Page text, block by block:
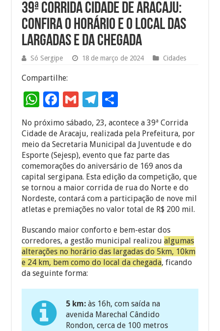
39ª Corrida Cidade de Aracaju:
confira o horário e o local das
largadas e da chegada
Só Sergipe 18 de março de 2024 Cidades
Compartilhe:
W
h
at
sA
p
p
F
ac
e
b
o
o
k
G
m
ai
l
T
el
e
gr
a
m
h
ar
e
No próximo sábado, 23, acontece a 39ª Corrida
Cidade de Aracaju, realizada pela Prefeitura, por
meio da Secretaria Municipal da Juventude e do
Esporte (Sejesp), evento que faz parte das
comemorações do aniversário de 169 anos da
capital sergipana. Esta edição da competição, que
se tornou a maior corrida de rua do Norte e do
Nordeste, contará com a participação de nove mil
atletas e premiações no valor total de R$ 200 mil.
Buscando maior conforto e bem-estar dos
corredores, a gestão municipal realizoualgumas
alterações no horário das largadas do 5km, 10km
e 24 km, bem como do local da chegada, ficando
da seguinte forma:
5 km: às 16h, com saída na
avenida Marechal Cândido
Rondon, cerca de 100 metros